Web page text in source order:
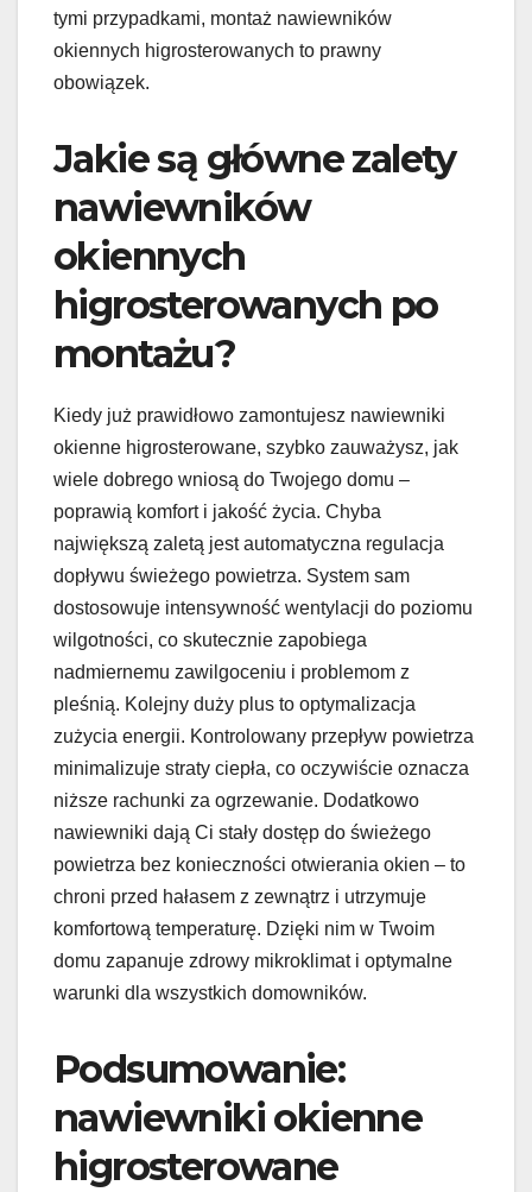
tymi przypadkami, montaż nawiewników
okiennych higrosterowanych to prawny
obowiązek.
Jakie są główne zalety
nawiewników
okiennych
higrosterowanych po
montażu?
Kiedy już prawidłowo zamontujesz nawiewniki
okienne higrosterowane, szybko zauważysz, jak
wiele dobrego wniosą do Twojego domu –
poprawią komfort i jakość życia. Chyba
największą zaletą jest automatyczna regulacja
dopływu świeżego powietrza. System sam
dostosowuje intensywność wentylacji do poziomu
wilgotności, co skutecznie zapobiega
nadmiernemu zawilgoceniu i problemom z
pleśnią. Kolejny duży plus to optymalizacja
zużycia energii. Kontrolowany przepływ powietrza
minimalizuje straty ciepła, co oczywiście oznacza
niższe rachunki za ogrzewanie. Dodatkowo
nawiewniki dają Ci stały dostęp do świeżego
powietrza bez konieczności otwierania okien – to
chroni przed hałasem z zewnątrz i utrzymuje
komfortową temperaturę. Dzięki nim w Twoim
domu zapanuje zdrowy mikroklimat i optymalne
warunki dla wszystkich domowników.
Podsumowanie:
nawiewniki okienne
higrosterowane